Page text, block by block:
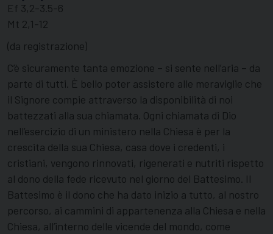
Ef 3,2-3.5-6
Mt 2,1-12
(da registrazione)
C’è sicuramente tanta emozione – si sente nell’aria – da
parte di tutti. È bello poter assistere alle meraviglie che
il Signore compie attraverso la disponibilità di noi
battezzati alla sua chiamata. Ogni chiamata di Dio
nell’esercizio di un ministero nella Chiesa è per la
crescita della sua Chiesa, casa dove i credenti, i
cristiani, vengono rinnovati, rigenerati e nutriti rispetto
al dono della fede ricevuto nel giorno del Battesimo. Il
Battesimo è il dono che ha dato inizio a tutto, al nostro
percorso, ai cammini di appartenenza alla Chiesa e nella
Chiesa, all’interno delle vicende del mondo, come